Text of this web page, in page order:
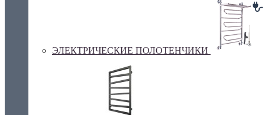
ЭЛЕКТРИЧЕСКИЕ ПОЛОТЕНЧИКИ